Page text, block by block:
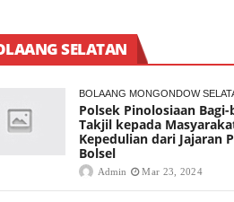
SELATAN
BOLAANG MONGONDOW
Polsek Pinolosiaan Bagi-
Takjil kepada
Kepedulian dari Jajaran
Bolsel
Admin Mar 23, 2024